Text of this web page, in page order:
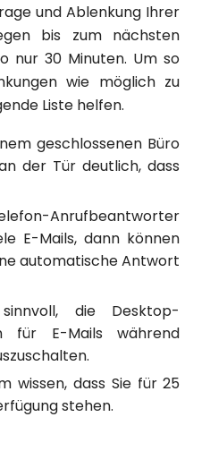
und Ablenkung Ihrer
bis zum nächsten
nur 30 Minuten. Um so
wie möglich zu
Liste helfen.
geschlossenen Büro
der Tür deutlich, dass
Anrufbeantworter
E-Mails, dann können
automatische Antwort
die Desktop-
für E-Mails während
wissen, dass Sie für 25
stehen.